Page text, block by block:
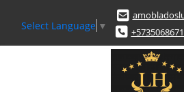
Select Language ▼